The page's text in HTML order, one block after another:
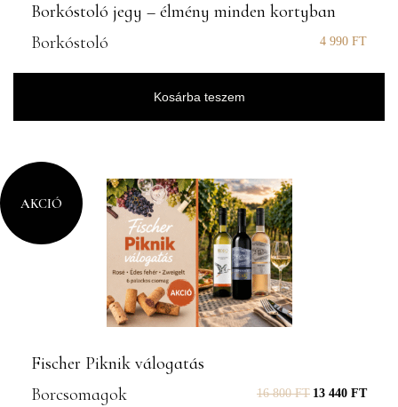
Borkóstoló jegy – élmény minden kortyban
Borkóstoló
4 990 FT
Kosárba teszem
Fischer Piknik válogatás
Borcsomagok
16 800FT 13 440 FT
AKCIÓ